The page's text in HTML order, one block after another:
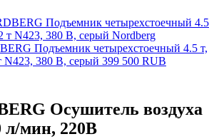
Подъемник четырехстоечный 4.5 т,
N423, 380 В, серый 399 500 RUB
Осушитель воздуха
л/мин, 220В